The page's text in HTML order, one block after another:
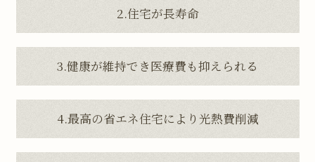
2.住宅が長寿命
3.健康が維持でき医療費も抑えられる
4.最高の省エネ住宅により光熱費削減